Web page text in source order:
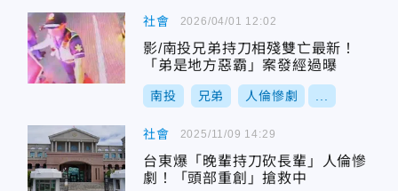
社會
影/南投兄弟持刀相殘雙亡最新！
「弟是地方惡霸」案發經過曝
南投 兄弟 人倫慘劇
2026/04/01 12:02
社會
台東爆「晚輩持刀砍長輩」人倫慘
劇！「頭部重創」搶救中
2025/11/09 14:29